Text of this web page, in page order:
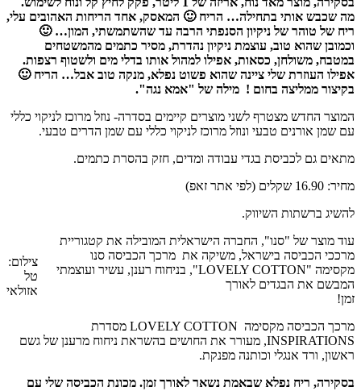
מה שכבש אותי בתחילה… הריח 🙂 המאסק, אחד הריחות האהובים עלי,
ריח של טוהר של ניקיון הסנפתי הרבה עד שהשתמשתי, המון… 🙂
וכמובן שהוא טוב, עוצמת ניקיון נהדרת, מסיר כתמים מהמשטחים
במטבח, משולחן, כסאות, אפילו למהול אותו בדלי מים ולשטוף רצפות.
אפילו העוזרת שלי ציינה שהוא פשוט נפלא, מנקה טוב אבל… הריח 🙂
בקיצור ממליצה בחום ! מילה של "אמא נגה".
המוצר החדש מצטרף לשני מוצרים קיימים בסדרה- נוזל מרוכז לניקוי כללי
עם שמן אורנים טבעי ונוזל מרוכז לניקוי כללי עם שמן הדרים טבעי.
מתאים גם לכביסת בגדי עבודה ומדים, חזק בהסרת כתמים.
מחיר: 16.90 שקלים (לפי אתר זאפ)
להשיג ברשתות השיווק.
צילום:
טל
אזולאי
עוד מוצר של "סנו", החברה הישראלית המובילה את קטגוריית
מרככי הכביסה בישראל, משיקה את מרכך הכביסה סנו
מקסימה "LOVELY COTTON", בניחוח רענן, עשיר ועוצמתי
המבשם את הבגדים לאורך
זמן!
מרכך הכביסה מקסימה LOVELY COTTON מסדרת
INSPIRATIONS, מעורר את החושים בהשראת ניחוח מרענן של גשם
ראשון, ורד אנגלי וכותנה מפנקת.
בסקירה, ריח נפלא שבאמת נשאר לאורך זמן. מכונת הכביסה שלי עם